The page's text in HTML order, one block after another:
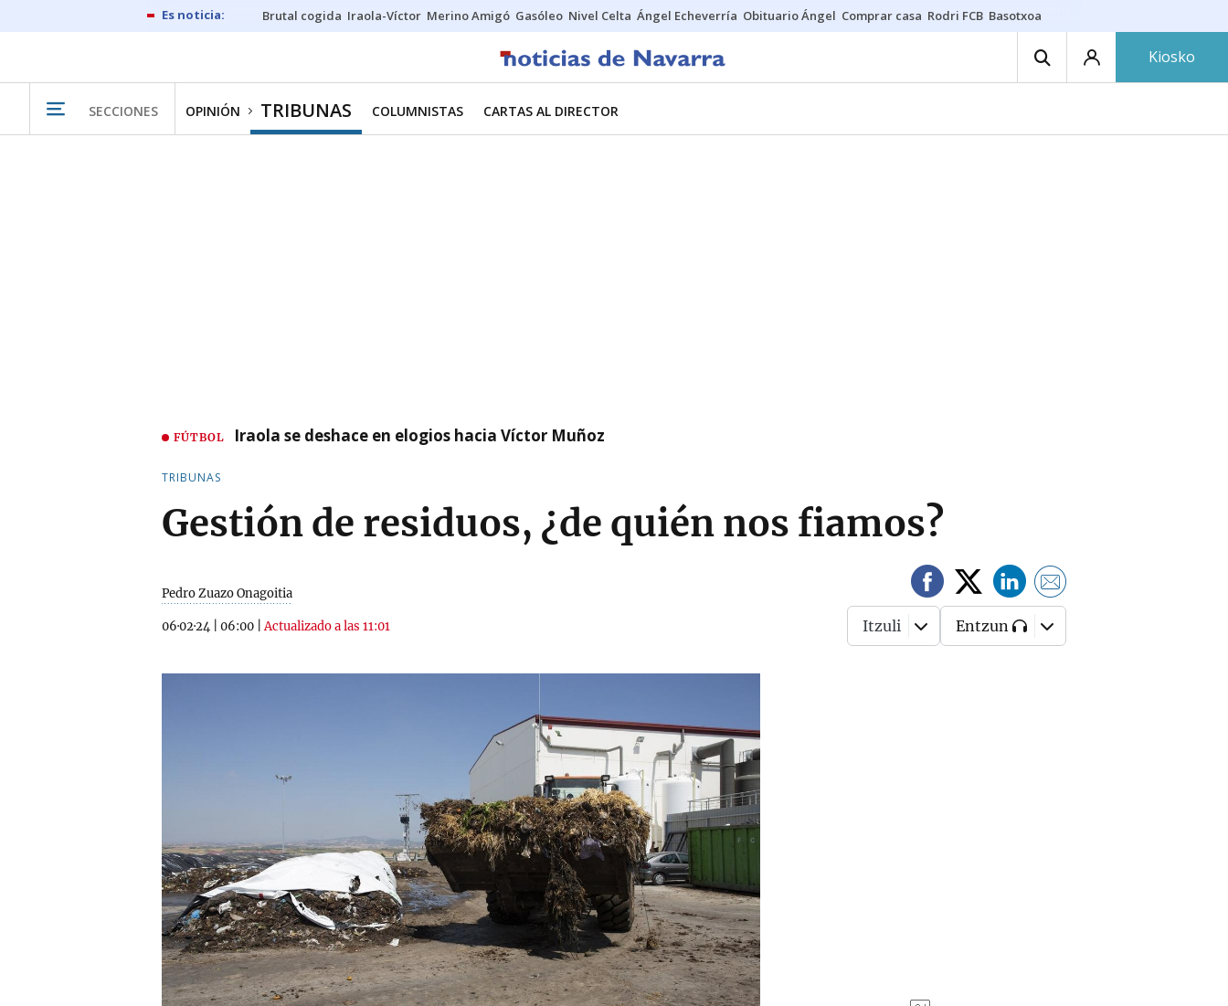
Brutal cogida Iraola-Víctor Merino Amigó Gasóleo Nivel Celta Ángel Echeverría Obituario Ángel Comprar casa Rodri FCB Basotxoa
Kiosko
SECCIONES OPINIÓN TRIBUNAS COLUMNISTAS CARTAS AL DIRECTOR
FÚTBOL Iraola se deshace en elogios hacia Víctor Muñoz
TRIBUNAS
Gestión de residuos, ¿de quién nos fiamos?
Pedro Zuazo Onagoitia
06·02·24 06:00 |Actualizado a las 11:01 Itzuli Entzun